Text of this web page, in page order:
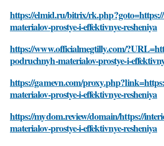
https://elmid.ru/bitrix/
materialov-prostye-i-effektivnye-resheniya
https://www.officialmegtilly.com/
podruchnyh-materialov-prostye-i-
https://gamevn.com/
materialov-prostye-i-effektivnye-resheniya
https://mydom.review/domain/https://
materialov-prostye-i-effektivnye-resheniya